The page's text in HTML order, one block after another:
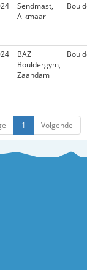
Sendmast,
Alkmaar
BAZ
Bouldergym,
Zaandam
1 Volgende